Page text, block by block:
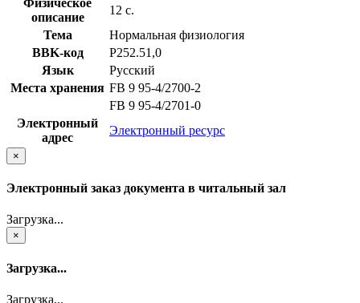
описание
12 с.
Тема
Нормальная физиология
BBK-код
Р252.51,0
Язык
Русский
Места хранения FB 9 95-4/2700-2
FB 9 95-4/2701-0
Электронный
адрес
Электронный ресурс
×
Электронный заказ документа в читальный зал
Загрузка...
×
Загрузка...
Загрузка...